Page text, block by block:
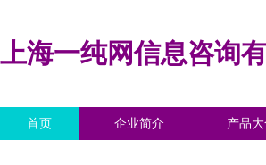
上海一纯网信息咨询
首页 企业简介 产品